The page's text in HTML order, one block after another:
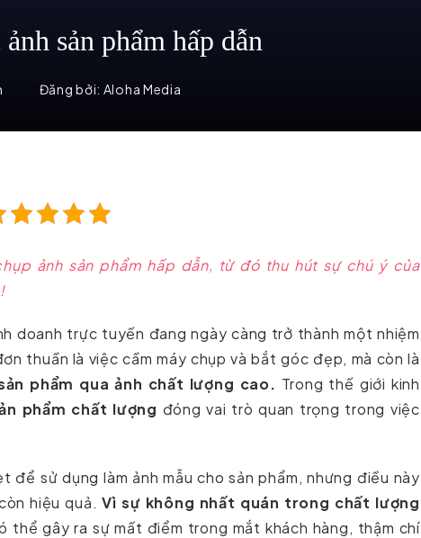
sản phẩm hấp dẫn
Đăng bởi: Aloha Media
ảnh sản phẩm hấp dẫn, từ đó thu hút sự chú ý của
doanh trực tuyến đang ngày càng trở thành một nhiệm
thuần là việc cầm máy chụp và bắt góc đẹp, mà còn là
phẩm qua ảnh chất lượng cao. Trong thế giới kinh
phẩm chất lượng đóng vai trò quan trọng trong việc
sử dụng làm ảnh mẫu cho sản phẩm, nhưng điều này
hiệu quả.Vì sự không nhất quán trong chất lượng
thể gây ra sự mất điểm trong mắt khách hàng, thậm chí